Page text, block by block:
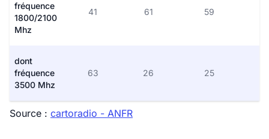
fréquence
1800/2100
Mhz
41 61 59
dont
fréquence
3500 Mhz
63 26 25
Source : cartoradio - ANFR